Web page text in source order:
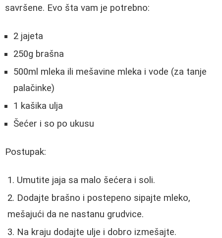
savršene. Evo šta vam je potrebno:
2 jajeta
250g brašna
500ml mleka ili mešavine mleka i vode (za tanje
palačinke)
1 kašika ulja
Šećer i so po ukusu
Postupak:
Umutite jaja sa malo šećera i soli.
Dodajte brašno i postepeno sipajte mleko,
mešajući da ne nastanu grudvice.
Na kraju dodajte ulje i dobro izmešajte.